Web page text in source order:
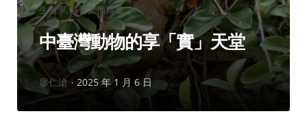
分
類：
生物學 科普文摘精選
中臺灣動物的享「實」天堂
作
者：
廖仁滄 2025 年 1 月 6 日